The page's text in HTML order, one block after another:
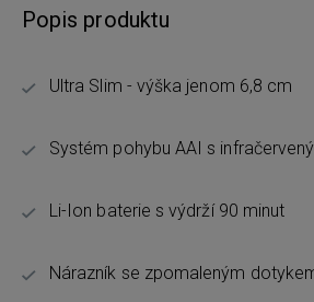
Popis produktu
Ultra Slim - výška jenom 6,8 cm
Systém pohybu AAI s
Li-Ion baterie s výdrží 90 minut
Nárazník se zpomaleným